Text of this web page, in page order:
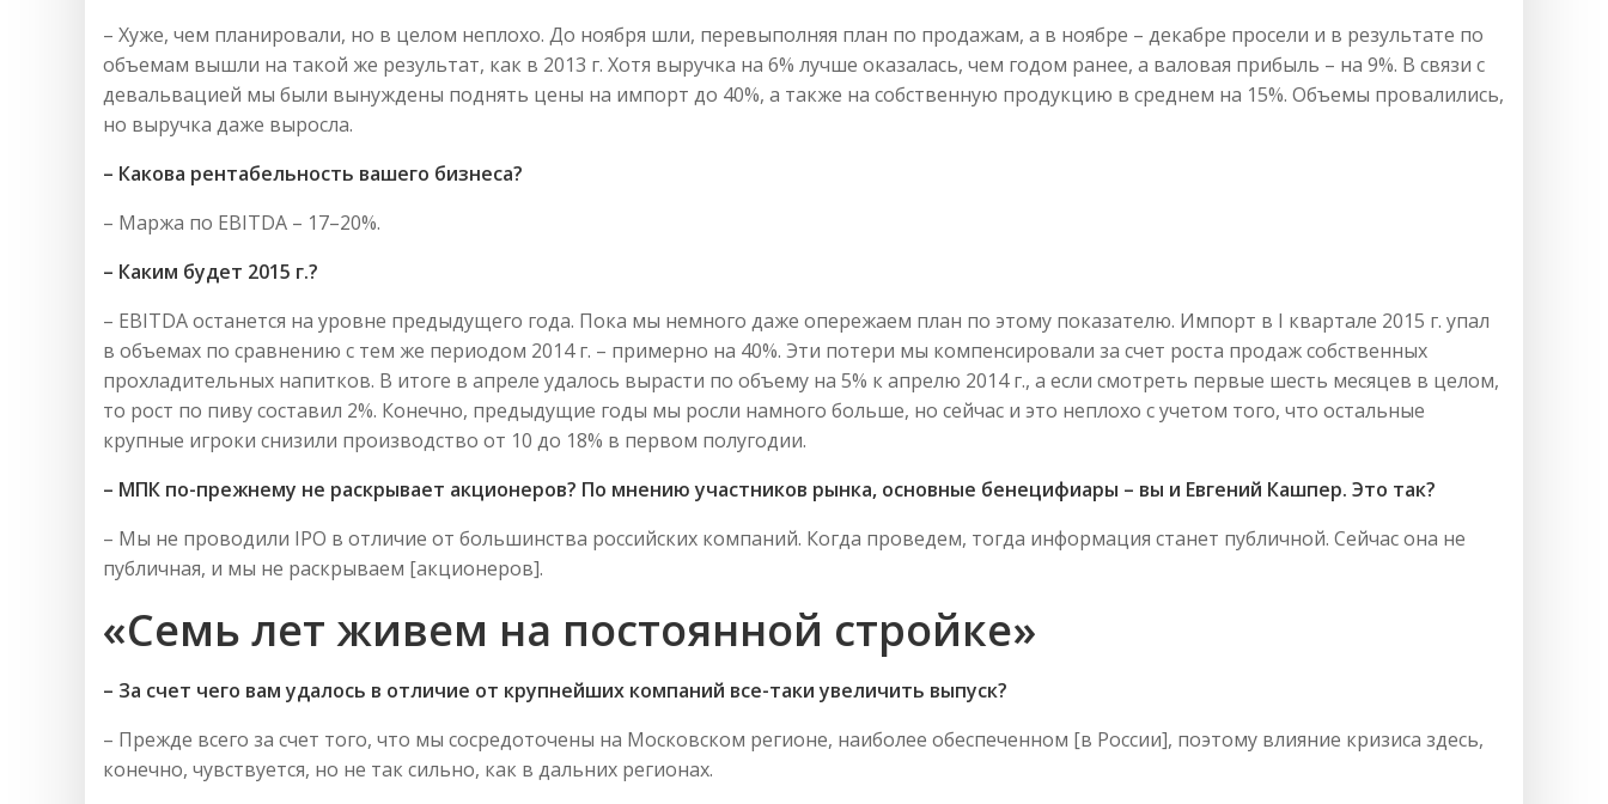
– Хуже, чем планировали, но в целом неплохо. До ноября шли, перевыполняя план по продажам, а в ноябре – декабре просели и в результате по
объемам вышли на такой же результат, как в 2013 г. Хотя выручка на 6% лучше оказалась, чем годом ранее, а валовая прибыль – на 9%. В связи с
девальвацией мы были вынуждены поднять цены на импорт до 40%, а также на собственную продукцию в среднем на 15%. Объемы провалились,
но выручка даже выросла.
– Какова рентабельность вашего бизнеса?
– Маржа по EBITDA – 17–20%.
– Каким будет 2015 г.?
– EBITDA останется на уровне предыдущего года. Пока мы немного даже опережаем план по этому показателю. Импорт в I квартале 2015 г. упал
в объемах по сравнению с тем же периодом 2014 г. – примерно на 40%. Эти потери мы компенсировали за счет роста продаж собственных
прохладительных напитков. В итоге в апреле удалось вырасти по объему на 5% к апрелю 2014 г., а если смотреть первые шесть месяцев в целом,
то рост по пиву составил 2%. Конечно, предыдущие годы мы росли намного больше, но сейчас и это неплохо с учетом того, что остальные
крупные игроки снизили производство от 10 до 18% в первом полугодии.
– МПК по-прежнему не раскрывает акционеров? По мнению участников рынка, основные бенецифиары – вы и Евгений Кашпер. Это так?
– Мы не проводили IPO в отличие от большинства российских компаний. Когда проведем, тогда информация станет публичной. Сейчас она не
публичная, и мы не раскрываем [акционеров].
«Семь лет живем на постоянной стройке»
– За счет чего вам удалось в отличие от крупнейших компаний все-таки увеличить выпуск?
– Прежде всего за счет того, что мы сосредоточены на Московском регионе, наиболее обеспеченном [в России], поэтому влияние кризиса здесь,
конечно, чувствуется, но не так сильно, как в дальних регионах.